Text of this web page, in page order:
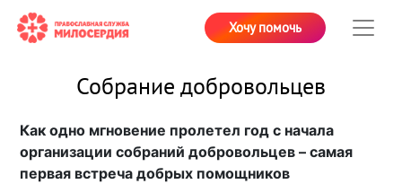
Хочу помочь
Собрание добровольцев
Как одно мгновение пролетел год с начала
организации собраний добровольцев – самая
первая встреча добрых помощников